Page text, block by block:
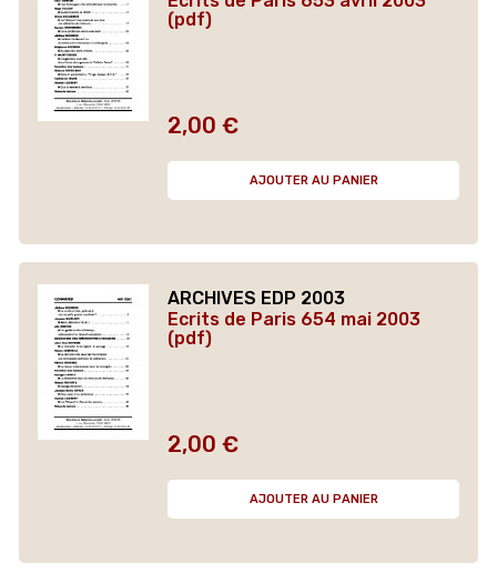
(pdf)
Prix
2,00 €
AJOUTER AU PANIER
ARCHIVES EDP 2003
Ecrits de Paris 654 mai 2003
(pdf)
Prix
2,00 €
AJOUTER AU PANIER